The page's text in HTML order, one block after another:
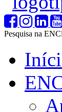
Pesquisa na